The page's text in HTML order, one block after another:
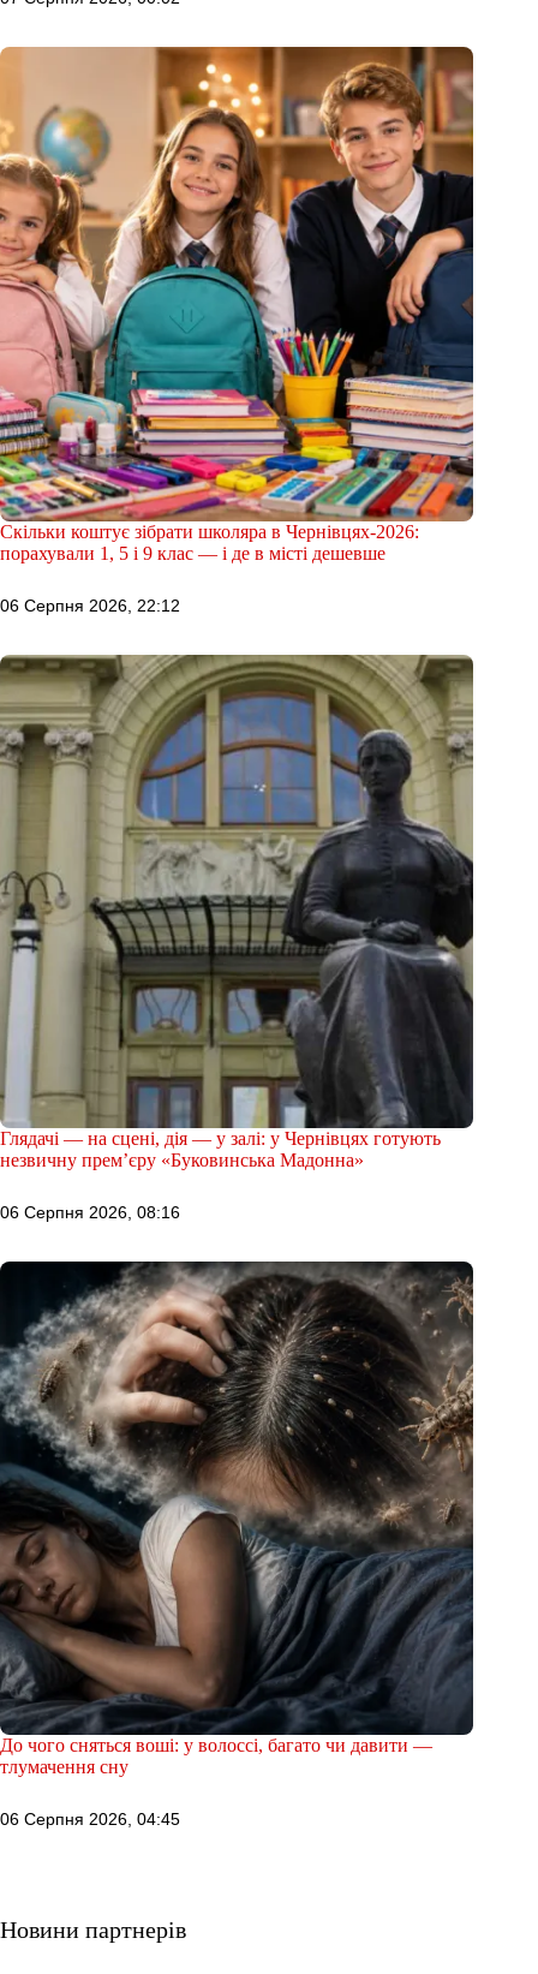
Скільки коштує зібрати школяра в Чернівцях-2026:
порахували 1, 5 і 9 клас — і де в місті дешевше
06 Серпня 2026, 22:12
Глядачі — на сцені, дія — у залі: у Чернівцях готують
незвичну прем’єру «Буковинська Мадонна»
06 Серпня 2026, 08:16
До чого сняться воші: у волоссі, багато чи давити —
тлумачення сну
06 Серпня 2026, 04:45
Новини партнерів